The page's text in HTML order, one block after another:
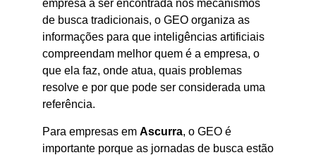
empresa a ser encontrada nos mecanismos
de busca tradicionais, o GEO organiza as
informações para que inteligências artificiais
compreendam melhor quem é a empresa, o
que ela faz, onde atua, quais problemas
resolve e por que pode ser considerada uma
referência.
Para empresas em Ascurra, o GEO é
importante porque as jornadas de busca estão